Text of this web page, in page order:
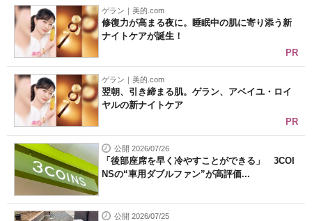
ゲラン｜美的.com
修復力が高まる夜に。睡眠中の肌に寄り添う新
ナイトケアが誕生！
PR
ゲラン｜美的.com
翌朝、引き締まる肌。ゲラン、アベイユ・ロイ
ヤルの新ナイトケア
PR
公開 2026/07/26
「後部座席を早く冷やすことができる」 3COI
NSの“車用ダブルファン”が高評価...
公開 2026/07/25